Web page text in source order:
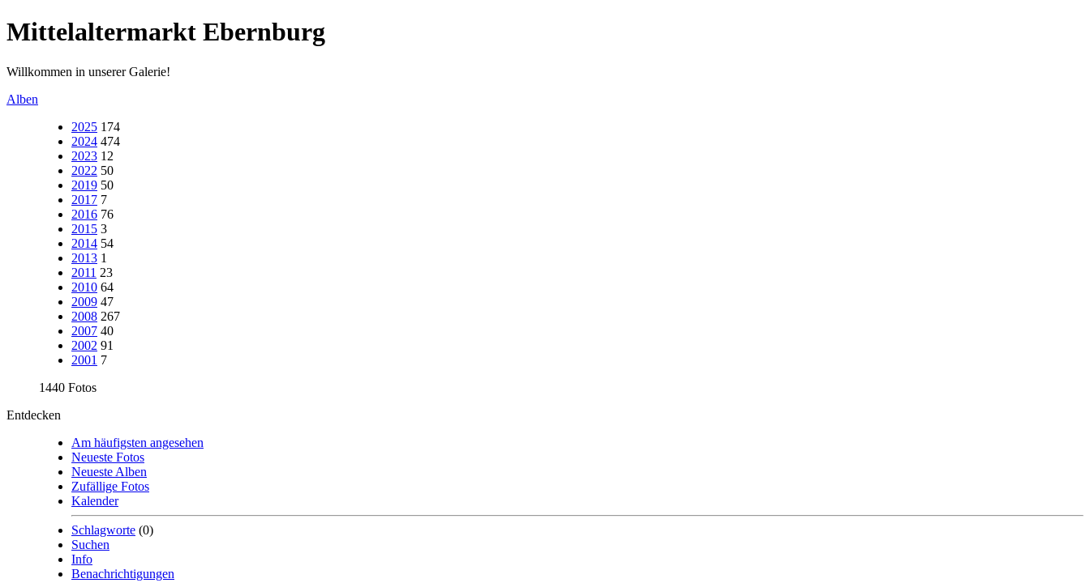
Mittelaltermarkt Ebernburg
Willkommen in unserer Galerie!
Alben
2025 174
2024 474
2023 12
2022 50
2019 50
2017 7
2016 76
2015 3
2014 54
2013 1
2011 23
2010 64
2009 47
2008 267
2007 40
2002 91
2001 7
1440 Fotos
Entdecken
Am häufigsten angesehen
Neueste Fotos
Neueste Alben
Zufällige Fotos
Kalender
Schlagworte (0)
Suchen
Info
Benachrichtigungen